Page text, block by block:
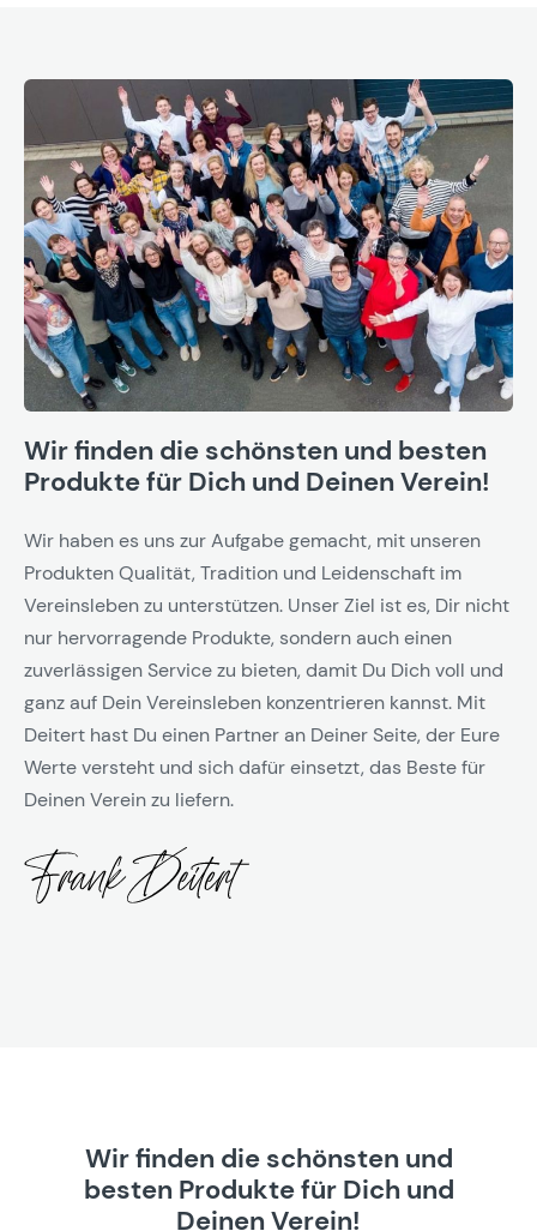
Wir finden die schönsten und besten
Produkte für Dich und Deinen Verein!
Wir haben es uns zur Aufgabe gemacht, mit unseren
Produkten Qualität, Tradition und Leidenschaft im
Vereinsleben zu unterstützen. Unser Ziel ist es, Dir nicht
nur hervorragende Produkte, sondern auch einen
zuverlässigen Service zu bieten, damit Du Dich voll und
ganz auf Dein Vereinsleben konzentrieren kannst. Mit
Deitert hast Du einen Partner an Deiner Seite, der Eure
Werte versteht und sich dafür einsetzt, das Beste für
Deinen Verein zu liefern.
Wir finden die schönsten und
besten Produkte für Dich und
Deinen Verein!